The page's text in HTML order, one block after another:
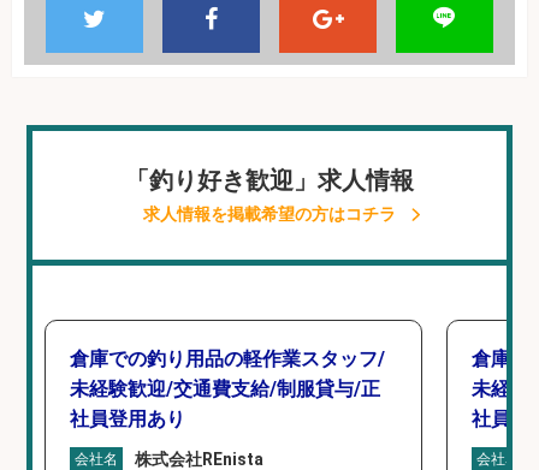
「釣り好き歓迎」求人情報
求人情報を掲載希望の方はコチラ
倉庫での釣り用品の軽作業スタッフ/
未経験歓迎/交通費支給/制服貸与/正
社員登用あり
会社名 株式会社REnista
倉庫で
未経験
社員登
会社名